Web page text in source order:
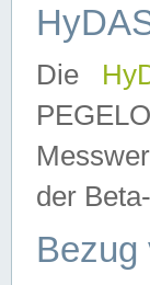
Die
der
Bezug